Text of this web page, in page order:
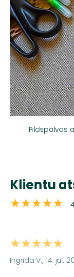
Pildspalvas
Klientu
★★★★★
★★★★★
Ingrīda V., 14. jūl.